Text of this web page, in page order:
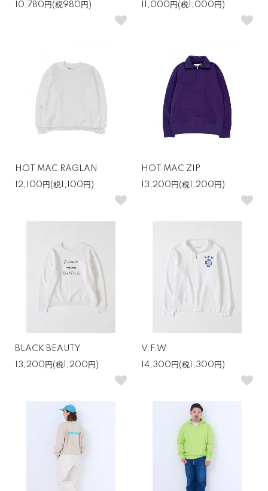
10,780円(税980円)
11,000円(税1,000円)
HOT MAC RAGLAN
12,100円(税1,100円)
HOT MAC ZIP
13,200円(税1,200円)
BLACK BEAUTY
13,200円(税1,200円)
V.F.W
14,300円(税1,300円)